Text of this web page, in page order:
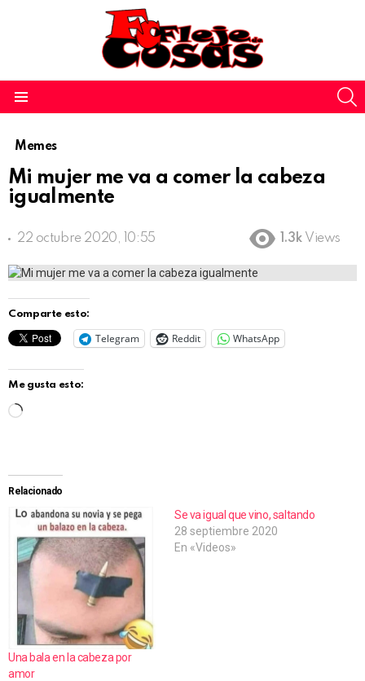
Memes
Mi mujer me va a comer la cabeza
igualmente
22 octubre 2020, 10:55 1.3k Views
Comparte esto:
Telegram Reddit WhatsApp
Me gusta esto:
g
a
n
d
o
.
.
Relacionado
Una bala en la cabeza por
amor
Se va igual que vino, saltando
28 septiembre 2020
En «Videos»